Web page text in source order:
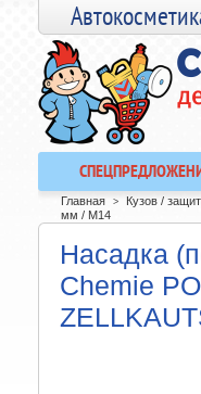
Главная > Кузов /
мм / М14
Насадка
Chemie